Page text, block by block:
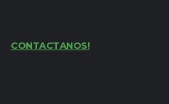
CONTACTANOS!